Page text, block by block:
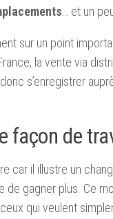
… et un
sur un point
la vente via
s’enregistrer
façon de
car il illustre un
de gagner plus. Ce
qui veulent